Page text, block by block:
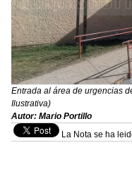
Entrada al área de urgencias
Ilustrativa)
Autor: Mario Portillo
La Nota se ha